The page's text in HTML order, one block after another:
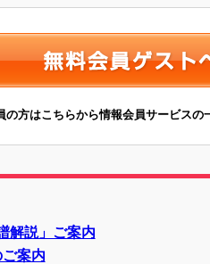
の方はこちらから情報会員サービスの
解説」ご案内
案内